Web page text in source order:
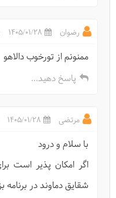
رضوان 1405/01/28
ممنونم از تورخوب دالاهو
پاسخ دهید...
مرتضی 1405/01/28
با سلام و درود
اگر امکان پذیر است
شقایق دماوند در برنامه